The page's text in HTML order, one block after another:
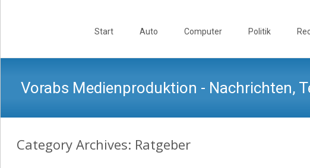
Start Auto Computer Politik
Vorabs Medienproduktion - Nachrichten,
Category Archives: Ratgeber